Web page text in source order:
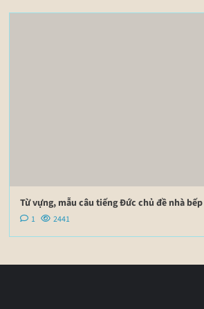
Từ vựng, mẫu câu tiếng Đức chủ đề nhà bếp
1 2441